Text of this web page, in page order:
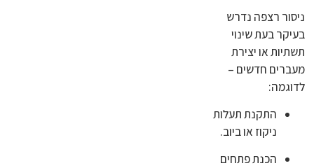
ניסור רצפה נדרש
בעיקר בעת שינוי
תשתיות או יצירת
מעברים חדשים –
לדוגמה:
התקנת תעלות
ניקוז או ביוב.
הכנת פתחים